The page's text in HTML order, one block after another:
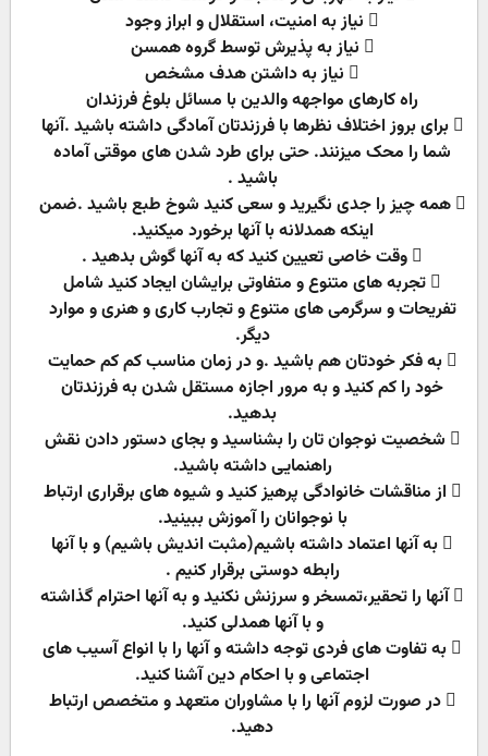
 نیاز به امنیت، استقلال و ابراز وجود
 نیاز به پذیرش توسط گروه همسن
 نیاز به داشتن هدف مشخص
راه کارهای مواجهه والدین با مسائل بلوغ فرزندان
 برای بروز اختلاف نظرها با فرزندتان آمادگی داشته باشید .آنها
شما را محک میزنند. حتی برای طرد شدن های موقتی آماده
باشید .
 همه چیز را جدی نگیرید و سعی کنید شوخ طبع باشید .ضمن
اینکه همدلانه با آنها برخورد میکنید.
 وقت خاصی تعیین کنید که به آنها گوش بدهید .
 تجربه های متنوع و متفاوتی برایشان ایجاد کنید شامل
تفریحات و سرگرمی های متنوع و تجارب کاری و هنری و موارد
دیگر.
 به فکر خودتان هم باشید .و در زمان مناسب کم کم حمایت
خود را کم کنید و به مرور اجازه مستقل شدن به فرزندتان
بدهید.
 شخصیت نوجوان تان را بشناسید و بجای دستور دادن نقش
راهنمایی داشته باشید.
 از مناقشات خانوادگی پرهیز کنید و شیوه های برقراری ارتباط
با نوجوانان را آموزش ببینید.
 به آنها اعتماد داشته باشیم(مثبت اندیش باشیم) و با آنها
رابطه دوستی برقرار کنیم .
 آنها را تحقیر،تمسخر و سرزنش نکنید و به آنها احترام گذاشته
و با آنها همدلی کنید.
 به تفاوت های فردی توجه داشته و آنها را با انواع آسیب های
اجتماعی و با احکام دین آشنا کنید.
 در صورت لزوم آنها را با مشاوران متعهد و متخصص ارتباط
دهید.